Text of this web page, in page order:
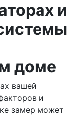
и
доме
вашей
и
замер может